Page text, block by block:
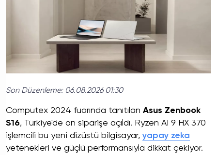
Son Düzenleme: 06.08.2026 01:30
Computex 2024 fuarında tanıtılan Asus Zenbook
S16, Türkiye'de ön siparişe açıldı. Ryzen AI 9 HX 370
işlemcili bu yeni dizüstü bilgisayar,yapay zeka
yetenekleri ve güçlü performansıyla dikkat çekiyor.